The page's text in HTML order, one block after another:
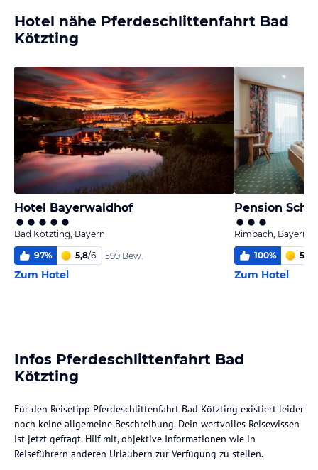
Hotel nähe Pferdeschlittenfahrt Bad
Kötzting
Hotel Bayerwaldhof
Bad Kötzting, Bayern
97% 5,8/6 599 Bew.
Zum Hotel
Pension
Rimbach, Bayern
100% 5,9
Zum Hotel
Infos Pferdeschlittenfahrt Bad
Kötzting
Für den Reisetipp Pferdeschlittenfahrt Bad Kötzting existiert leider
noch keine allgemeine Beschreibung. Dein wertvolles Reisewissen
ist jetzt gefragt. Hilf mit, objektive Informationen wie in
Reiseführern anderen Urlaubern zur Verfügung zu stellen.